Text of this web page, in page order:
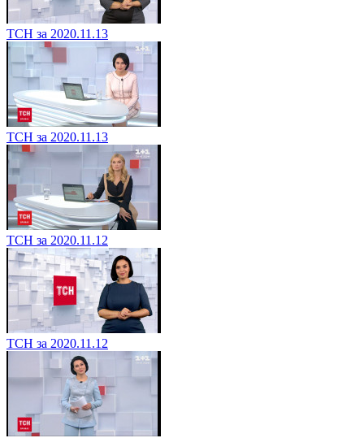
ТСН за 2020.11.13
ТСН за 2020.11.13
ТСН за 2020.11.12
ТСН за 2020.11.12